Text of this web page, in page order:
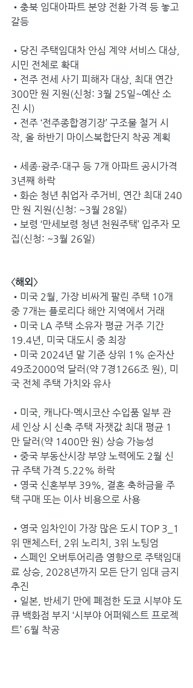
•충북 임대아파트 분양 전환 가격 등 놓고
갈등
•당진 주택임대차 안심 계약 서비스 대상,
시민 전체로 확대
•전주 전세 사기 피해자 대상, 최대 연간
300만 원 지원(신청: 3월 25일~예산 소
진 시)
•전주 ‘전주종합경기장’ 구조물 철거 시
작, 올 하반기 마이스복합단지 착공 계획
•세종·광주·대구 등 7개 아파트 공시가격
3년째 하락
•화순 청년 취업자 주거비, 연간 최대 240
만 원 지원(신청: ~3월 28일)
•보령 ‘만세보령 청년 천원주택’ 입주자 모
집(신청: ~3월 26일)
〈해외〉
•미국 2월, 가장 비싸게 팔린 주택 10개
중 7개는 플로리다 해안 지역에서 거래
•미국 LA 주택 소유자 평균 거주 기간
19.4년, 미국 대도시 중 최장
•미국 2024년 말 기준 상위 1% 순자산
49조2000억 달러(약 7경1266조 원), 미
국 전체 주택 가치와 유사
•미국, 캐나다·멕시코산 수입품 일부 관
세 인상 시 신축 주택 자잿값 최대 평균 1
만 달러(약 1400만 원) 상승 가능성
•중국 부동산시장 부양 노력에도 2월 신
규 주택 가격 5.22% 하락
•영국 신혼부부 39%, 결혼 축하금을 주
택 구매 또는 이사 비용으로 사용
•영국 임차인이 가장 많은 도시 TOP 3_1
위 맨체스터, 2위 노리치, 3위 노팅엄
•스페인 오버투어리즘 영향으로 주택임대
료 상승, 2028년까지 모든 단기 임대 금지
추진
•일본, 반세기 만에 폐점한 도쿄 시부야 도
큐 백화점 부지 ‘시부야 어퍼웨스트 프로젝
트’ 6월 착공